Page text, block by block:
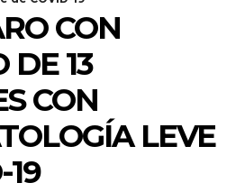
CON
DE 13
CON
LEVE
19